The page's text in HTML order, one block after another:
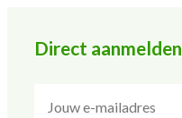
Direct aanmelden